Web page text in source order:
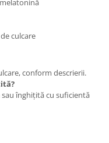
culcare
conform descrierii.
sau înghițită cu suficientă